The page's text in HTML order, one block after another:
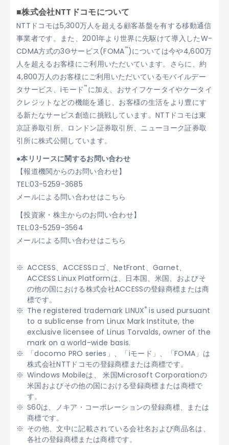
■株式会社NTTドコモについて
NTTドコモは5,300万人を超える顧客基盤を有する移動通信
事業者です。また、2001年より世界に先駆けて導入したW-
CDMA方式の3Gサービス(FOMA™)については今や4,600万
人を超えるお客様にご利用いただいています。さらに、約
4,800万人のお客様にご利用いただいているモバイルデー
タサービス、iモード™ に加え、おサイフケータイやケータイ
クレジットなどの機能を通じ、お客様の生活をより豊にす
る新たなサービス創造に挑戦しています。NTTドコモは東
京証券取引所、ロンドン証券取引所、ニューヨーク証券取
引所に株式公開しています。
●本リリースに関するお問い合わせ
【報道機関からのお問い合わせ】
TEL:03-5259-3685
メールによる問い合わせはこちら
【投資家・株主からのお問い合わせ】
TEL:03-5259-3564
メールによる問い合わせはこちら
ACCESS、ACCESSロゴ、NetFront、Garnet、
ACCESS Linux Platformは、日本国、米国、およびそ
の他の国における株式会社ACCESSの登録商標または商
標です。
The registered trademark LINUX®is used pursuant
to a sublicense from Linux Mark Institute, the
exclusive licensee of Linus Torvalds, owner of the
mark on a world-wide basis.
「docomo PRO series」、「iモード」、「FOMA」は
株式会社NTTドコモの登録商標または商標です。
Windows Mobileは、 米国Microsoft Corporationの
米国およびその他の国における登録商標または商標で
す。
S60は、ノキア・コーポレーションの登録商標、または
商標です。
その他、文中に記載されている会社名および商品名は、
各社の登録商標または商標です。